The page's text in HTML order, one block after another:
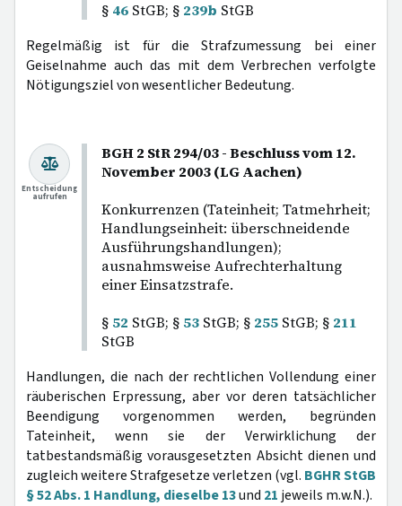
§ 46 StGB; § 239b StGB
Regelmäßig ist für die Strafzumessung bei einer
Geiselnahme auch das mit dem Verbrechen verfolgte
Nötigungsziel von wesentlicher Bedeutung.
BGH 2 StR 294/03 - Beschluss vom 12.
November 2003 (LG Aachen)
Konkurrenzen (Tateinheit; Tatmehrheit;
Handlungseinheit: überschneidende
Ausführungshandlungen);
ausnahmsweise Aufrechterhaltung
einer Einsatzstrafe.
§ 52 StGB; § 53 StGB; § 255 StGB; § 211
StGB
Entscheidung
aufrufen
Handlungen, die nach der rechtlichen Vollendung einer
räuberischen Erpressung, aber vor deren tatsächlicher
Beendigung vorgenommen werden, begründen
Tateinheit, wenn sie der Verwirklichung der
tatbestandsmäßig vorausgesetzten Absicht dienen und
zugleich weitere Strafgesetze verletzen (vgl. BGHR StGB
§ 52 Abs. 1 Handlung, dieselbe 13und 21 jeweils m.w.N.).